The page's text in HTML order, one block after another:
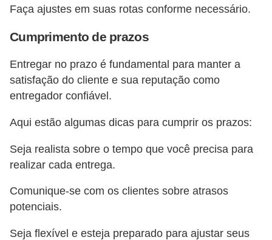
Faça ajustes em suas rotas conforme necessário.
Cumprimento de prazos
Entregar no prazo é fundamental para manter a
satisfação do cliente e sua reputação como
entregador confiável.
Aqui estão algumas dicas para cumprir os prazos:
Seja realista sobre o tempo que você precisa para
realizar cada entrega.
Comunique-se com os clientes sobre atrasos
potenciais.
Seja flexível e esteja preparado para ajustar seus